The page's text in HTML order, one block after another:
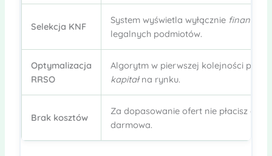
Selekcja KNF
System wyświetla wyłącznie
legalnych podmiotów.
Optymalizacja
RRSO
Algorytm w pierwszej kolejności
kapitałna rynku.
Brak kosztów
Za dopasowanie ofert nie płacisz ani
darmowa.